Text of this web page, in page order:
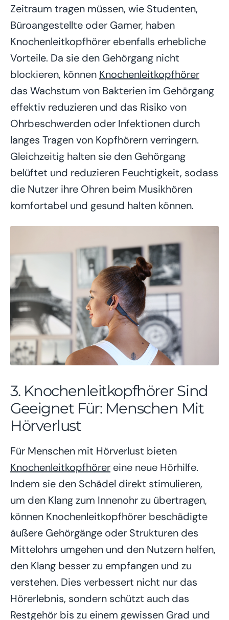
Zeitraum tragen müssen, wie Studenten,
Büroangestellte oder Gamer, haben
Knochenleitkopfhörer ebenfalls erhebliche
Vorteile. Da sie den Gehörgang nicht
blockieren, können Knochenleitkopfhörer
das Wachstum von Bakterien im Gehörgang
effektiv reduzieren und das Risiko von
Ohrbeschwerden oder Infektionen durch
langes Tragen von Kopfhörern verringern.
Gleichzeitig halten sie den Gehörgang
belüftet und reduzieren Feuchtigkeit, sodass
die Nutzer ihre Ohren beim Musikhören
komfortabel und gesund halten können.
3. Knochenleitkopfhörer Sind
Geeignet Für: Menschen Mit
Hörverlust
Für Menschen mit Hörverlust bieten
Knochenleitkopfhörer eine neue Hörhilfe.
Indem sie den Schädel direkt stimulieren,
um den Klang zum Innenohr zu übertragen,
können Knochenleitkopfhörer beschädigte
äußere Gehörgänge oder Strukturen des
Mittelohrs umgehen und den Nutzern helfen,
den Klang besser zu empfangen und zu
verstehen. Dies verbessert nicht nur das
Hörerlebnis, sondern schützt auch das
Restgehör bis zu einem gewissen Grad und